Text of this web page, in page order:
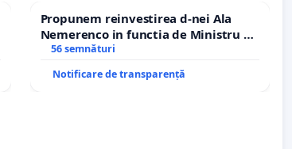
Propunem reinvestirea d-nei Ala
Nemerenco in functia de Ministru al
Sanatatii
56 semnături
Notificare de transparență